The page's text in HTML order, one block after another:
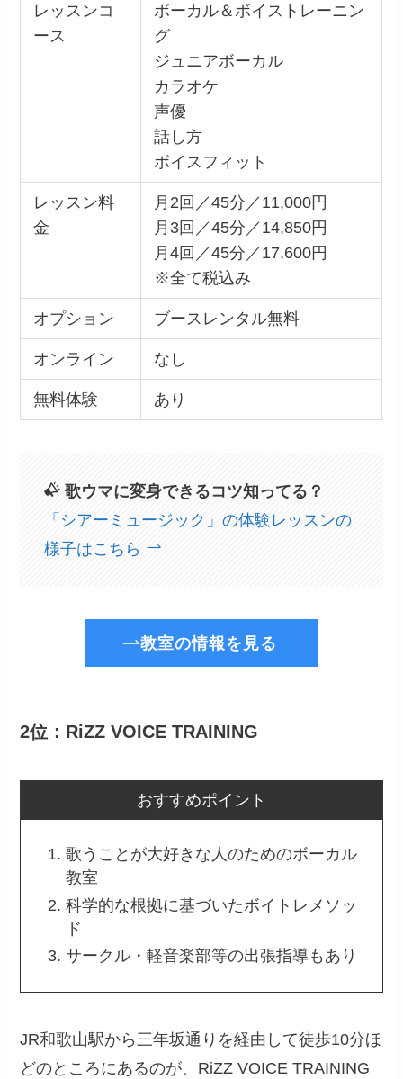
レッスンコ
ース
ボーカル＆ボイストレーニン
グ
ジュニアボーカル
カラオケ
声優
話し方
ボイスフィット
レッスン料
金
月2回／45分／11,000円
月3回／45分／14,850円
月4回／45分／17,600円
※全て税込み
オプション ブースレンタル無料
オンライン なし
無料体験 あり
歌ウマに変身できるコツ知ってる？
「シアーミュージック」の体験レッスンの
様子はこちら
教室の情報を見る
2位：RiZZ VOICE TRAINING
おすすめポイント
歌うことが大好きな人のためのボーカル
教室
科学的な根拠に基づいたボイトレメソッ
ド
サークル・軽音楽部等の出張指導もあり
JR和歌山駅から三年坂通りを経由して徒歩10分ほ
どのところにあるのが、RiZZ VOICE TRAINING